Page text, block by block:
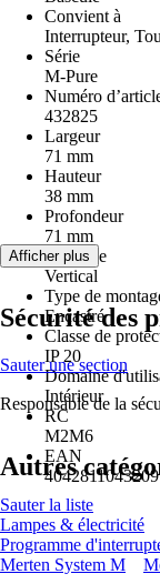
Convient à
Interrupteur,
Série
M-Pure
Numéro
432825
Largeur
71 mm
Hauteur
38 mm
Profondeur
71 mm
Montage
Vertical
Type de
Encastré
Classe de
IP 20
Domaine
Intérieur
RC
M2M6
EAN
4042811043209
Afficher plus
Sécurité des
Sauter une section
Responsable de la
Autres
Sauter la liste
Lampes & électricité
Programme
Merten System M